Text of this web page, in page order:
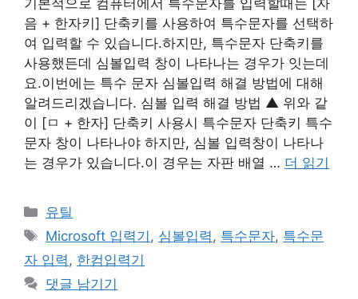
음 + 한자키] 단축키를 사용하여 특수문자를 선택하
여 입력할 수 있습니다.하지만, 특수문자 단축키를
사용했든데 심볼입력 창이 나타나는 경우가 잇는데
요.이번에는 특수 문자 심볼입력 해결 방법에 대해
알려드리겠습니다. 심볼 입력 해결 방법 ▲ 위와 같
이 [ㅁ + 한자] 단축키 사용시 특수문자 단축키 특수
문자 창이 나타나야 하지만, 심볼 입력창이 나타나
는 경우가 있습니다.이 경우는 자판 배열 … 더 읽기
카
테
리
유틸
태
그
Microsoft 입력기 , 심볼입력 , 특수문자, 특수문
자 입력 , 한컴입력기
댓글 남기기